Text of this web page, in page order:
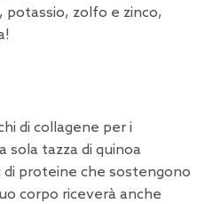
potassio, zolfo e zinco,
di collagene per i
sola tazza di quinoa
proteine che sostengono
corpo riceverà anche